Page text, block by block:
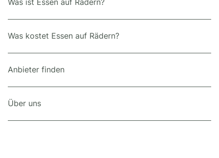
Was ist Essen auf Rädern?
Was kostet Essen auf Rädern?
Anbieter finden
Über uns